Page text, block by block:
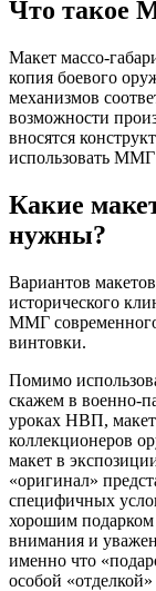
Что такое
Макет массо-
копия боевого
механизмов
возможности
вносятся
использовать ММГ
Какие
нужны?
Вариантов
исторического
ММГ современного
винтовки.
Помимо
скажем в военно-
уроках НВП,
коллекционеров
макет в
«оригинал»
специфичных
хорошим подарком
внимания и
именно что
особой